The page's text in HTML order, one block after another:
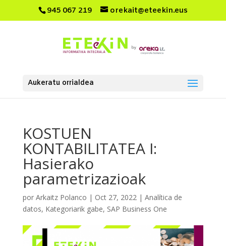
945 067 219 orekait@eteekin.eus
Aukeratu orrialdea
KOSTUEN
KONTABILITATEA I:
Hasierako
parametrizazioak
por Arkaitz Polanco | Oct 27, 2022| Analítica de
datos, Kategoriarik gabe, SAP Business One